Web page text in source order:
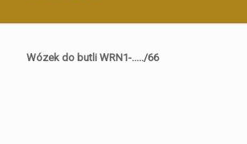
Wózek do butli WRN1-...../66